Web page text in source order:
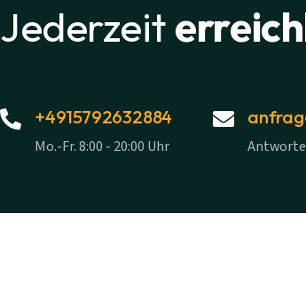
Jederzeit
+4915792632884
Mo.-Fr. 8:00 - 20:00 Uhr